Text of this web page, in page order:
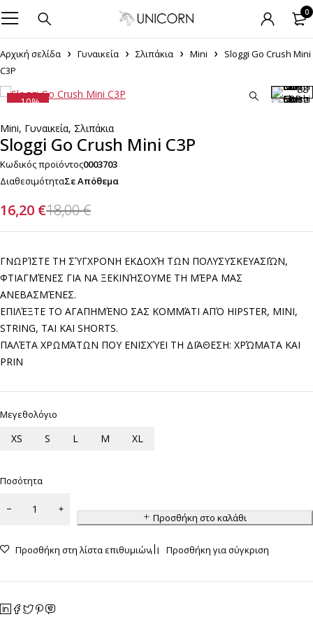
0
Αρχική σελίδα Γυναικεία Σλιπάκια Mini
Sloggi Go Crush Mini
C3P
-10%
Mini, Γυναικεία, Σλιπάκια
Sloggi Go Crush Mini C3P
Κωδικός προϊόντος0003703
ΔιαθεσιμότηταΣε Απόθεμα
18,00€
16,20 €
ΓΝΩΡΊΣΤΕ ΤΗ ΣΎΓΧΡΟΝΗ ΕΚΔΟΧΉ ΤΩΝ ΠΟΛΥΣΥΣΚΕΥΑΣΙΏΝ,
ΦΤΙΑΓΜΈΝΕΣ ΓΙΑ ΝΑ ΞΕΚΙΝΉΣΟΥΜΕ ΤΗ ΜΈΡΑ ΜΑΣ
ΑΝΕΒΑΣΜΈΝΕΣ.
ΕΠΙΛΈΞΤΕ ΤΟ ΑΓΑΠΗΜΈΝΟ ΣΑΣ ΚΟΜΜΆΤΙ ΑΠΌ HIPSTER, MINI,
STRING, TAI ΚΑΙ SHORTS.
ΠΑΛΈΤΑ ΧΡΩΜΆΤΩΝ ΠΟΥ ΕΝΙΣΧΎΕΙ ΤΗ ΔΙΆΘΕΣΗ: ΧΡΏΜΑΤΑ ΚΑΙ
PRIN
Μεγεθολόγιο
XS S L M XL
Ποσότητα
Προσθήκη στο καλάθι
Προσθήκη στη λίστα επιθυμιών Προσθήκη για σύγκριση